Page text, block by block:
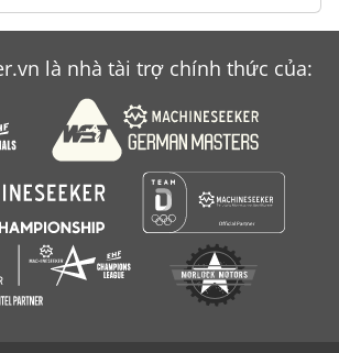
là nhà tài trợ chính thức của: